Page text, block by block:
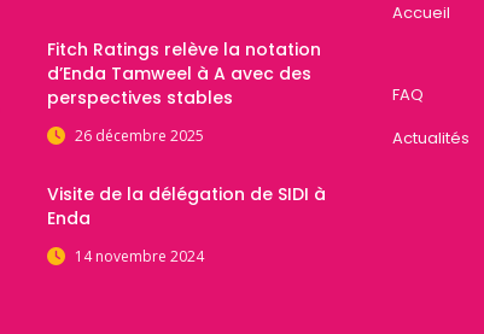
Fitch Ratings relève la notation
d’Enda Tamweel à A avec des
perspectives stables
26 décembre 2025
Visite de la délégation de SIDI à
Enda
14 novembre 2024
Accueil
FAQ
Actualités